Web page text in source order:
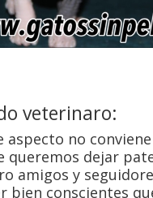
veterinaro:
aspecto no
queremos dejar
amigos y
bien conscientes